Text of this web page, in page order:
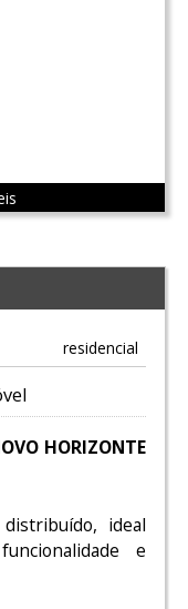
residencial
HORIZONTE
ideal
e